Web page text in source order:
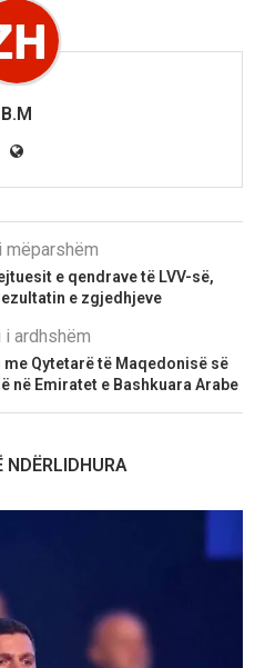
B.M
mëparshëm
e qendrave të LVV-së,
e zgjedhjeve
ardhshëm
Qytetarë të Maqedonisë së
në Emiratet e Bashkuara Arabe
NDËRLIDHURA